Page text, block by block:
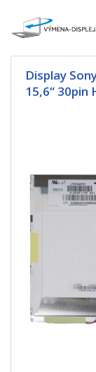
Display
15,6“ 30pin